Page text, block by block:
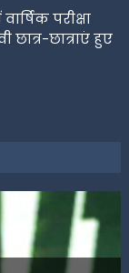
परीक्षा
छात्र-छात्राएं हुए